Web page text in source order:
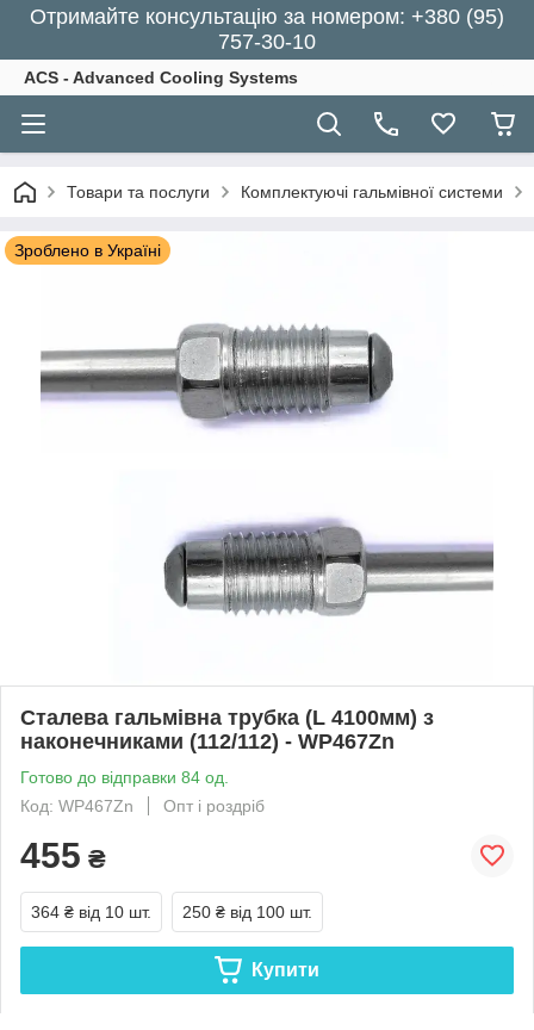
Отримайте консультацію за номером: +380 (95)
757-30-10
ACS - Advanced Cooling Systems
Товари та послуги Комплектуючі гальмівної системи
Зроблено в Україні
Сталева гальмівна трубка (L 4100мм) з
наконечниками (112/112) - WP467Zn
Готово до відправки 84 од.
Код: WP467Zn
Опт і роздріб
455 ₴
364 ₴ від 10 шт. 250 ₴ від 100 шт.
Купити